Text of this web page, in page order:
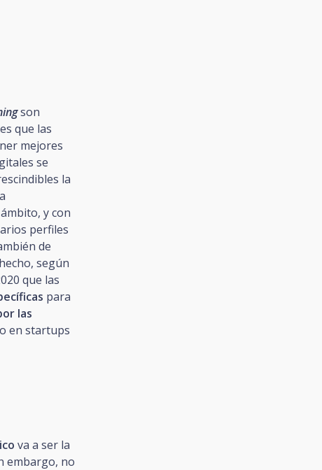
son
que las
mejores
se
la
y con
perfiles
de
según
que las
para
las
en startups
va a ser la
embargo, no